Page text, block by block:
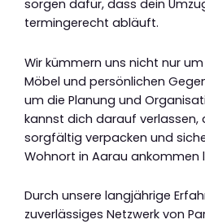
sorgen dafür, dass dein
termingerecht abläuft.
Wir kümmern uns nicht nur
Möbel und persönlichen
um die Planung und
kannst dich darauf verlassen,
sorgfältig verpacken und
Wohnort in Aarau ankommen
Durch unsere langjährige
zuverlässiges Netzwerk von